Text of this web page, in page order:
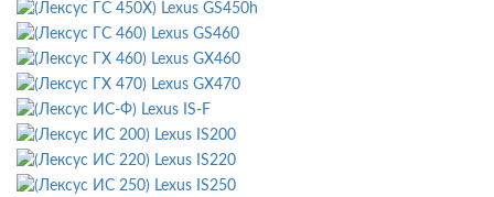
Lexus GS450h
Lexus GS460
Lexus GX460
Lexus GX470
Lexus IS-F
Lexus IS200
Lexus IS220
Lexus IS250